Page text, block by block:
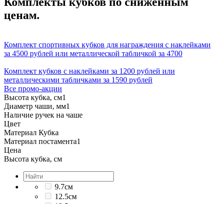
ценам.
Комплект спортивных кубков для награждения с наклейками
за 4500 рублей или металлической табличкой за 4700
Комплект кубков с наклейками за 1200 рублей или
металлическими табличками за 1590 рублей
Все промо-акции
Высота кубка, см1
Диаметр чаши, мм1
Наличие ручек на чаше
Цвет
Материал Кубка
Материал постамента1
Цена
Высота кубка, см
9.7см
12.5см